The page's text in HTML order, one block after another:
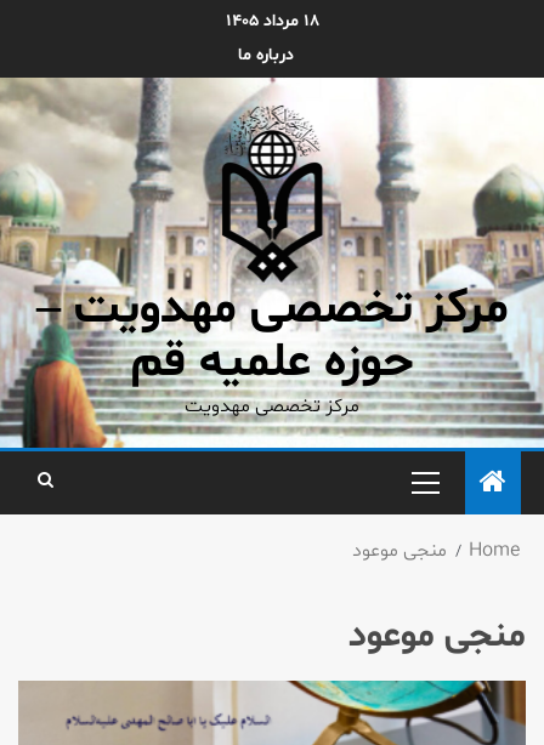
۱۸ مرداد ۱۴۰۵
درباره ما
مرکز تخصصی مهدویت –
حوزه علمیه قم
مرکز تخصصی مهدویت
Home منجی موعود
منجی موعود